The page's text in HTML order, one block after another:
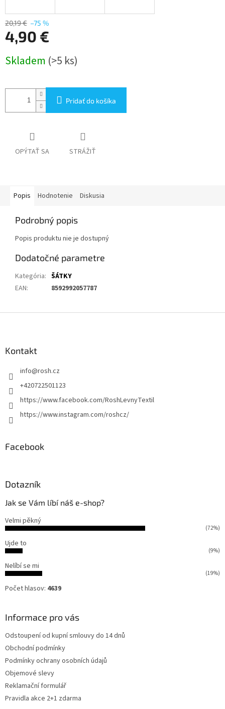
20,19 € –75 %
4,90 €
cena:
Skladem (>5 ks)
Pridať do košíka
OPÝTAŤ SA STRÁŽIŤ
Popis Hodnotenie Diskusia
Podrobný popis
Popis produktu nie je dostupný
Dodatočné parametre
Kategória: ŠÁTKY
EAN: 8592992057787
Kontakt
info@rosh.cz
+420722501123
https://www.facebook.com/RoshLevnyTextil
https://www.instagram.com/roshcz/
Facebook
Dotazník
Jak se Vám líbí náš e-shop?
Velmi pěkný
(72%)
Ujde to
(9%)
Nelíbí se mi
(19%)
Počet hlasov: 4639
Informace pro vás
Odstoupení od kupní smlouvy do 14 dnů
Obchodní podmínky
Podmínky ochrany osobních údajů
Objemové slevy
Reklamační formulář
Pravidla akce 2+1 zdarma